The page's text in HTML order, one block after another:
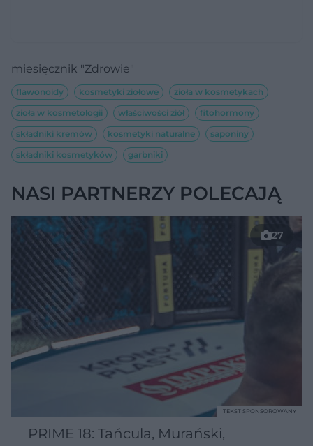
miesięcznik "Zdrowie"
flawonoidy kosmetyki ziołowe
zioła w kosmetykach
zioła w kosmetologii
właściwości ziół
fitohormony
składniki kremów
kosmetyki naturalne
saponiny
składniki kosmetyków
garbniki
NASI PARTNERZY POLECAJĄ
27
PRIME 18: Tańcula, Murański,
TEKST SPONSOROWANY